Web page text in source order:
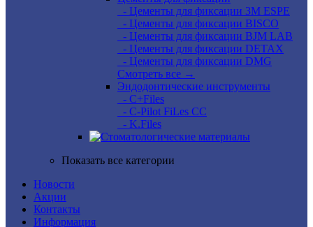
- Цементы для фиксации 3M ESPE
- Цементы для фиксации BISCO
- Цементы для фиксации BJM LAB
- Цементы для фиксации DETAX
- Цементы для фиксации DMG
Смотреть все →
Эндодонтические инструменты
- C+Files
- C-Pilot FiLes CC
- K.Files
Показать все категории
Новости
Акции
Контакты
Информация